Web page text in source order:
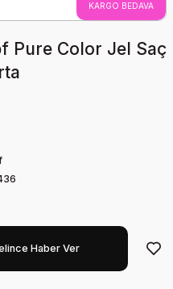
KARGO BEDAVA
Pure Color Jel Saç
Haber Ver